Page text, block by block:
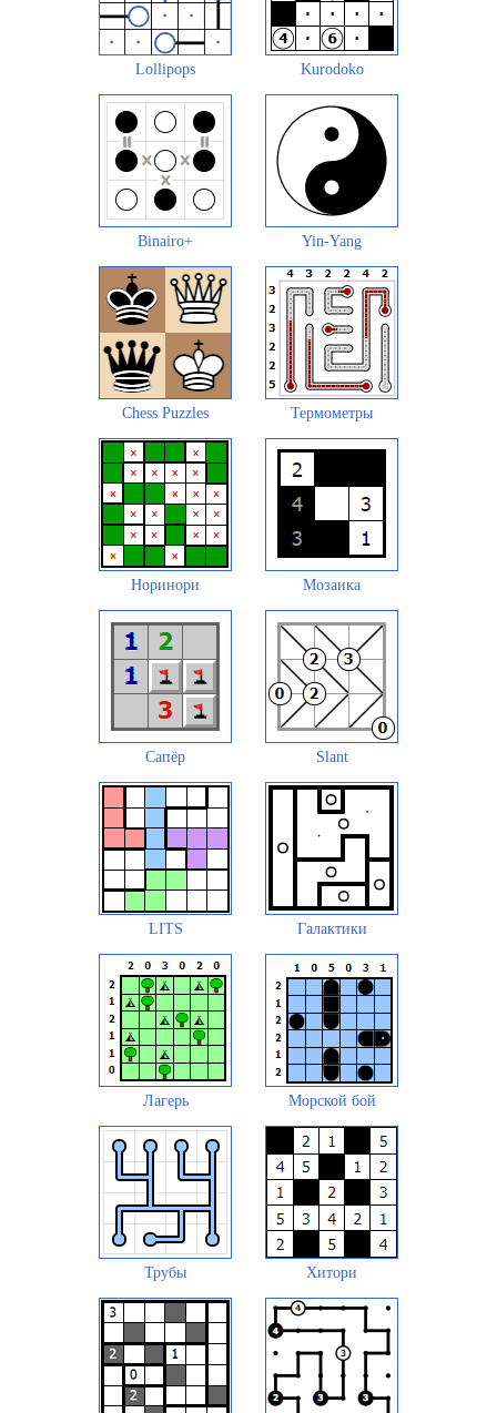
Lollipops Kurodoko
Binairo+ Yin-Yang
Chess Puzzles Термометры
Норинори Мозаика
Сапёр Slant
LITS Галактики
Лагерь Морской бой
Трубы Хитори